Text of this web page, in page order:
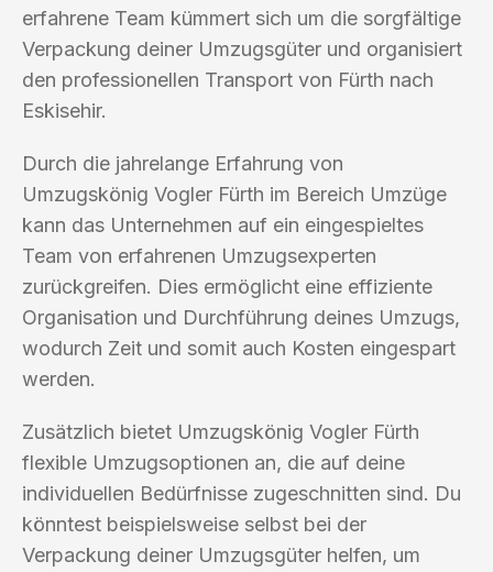
erfahrene Team kümmert sich um die sorgfältige
Verpackung deiner Umzugsgüter und organisiert
den professionellen Transport von Fürth nach
Eskisehir.
Durch die jahrelange Erfahrung von
Umzugskönig Vogler Fürth im Bereich Umzüge
kann das Unternehmen auf ein eingespieltes
Team von erfahrenen Umzugsexperten
zurückgreifen. Dies ermöglicht eine effiziente
Organisation und Durchführung deines Umzugs,
wodurch Zeit und somit auch Kosten eingespart
werden.
Zusätzlich bietet Umzugskönig Vogler Fürth
flexible Umzugsoptionen an, die auf deine
individuellen Bedürfnisse zugeschnitten sind. Du
könntest beispielsweise selbst bei der
Verpackung deiner Umzugsgüter helfen, um